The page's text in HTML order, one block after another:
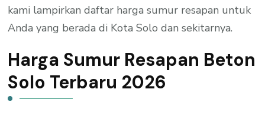
kami lampirkan daftar harga sumur resapan untuk
Anda yang berada di Kota Solo dan sekitarnya.
Harga Sumur Resapan Beton
Solo Terbaru 2026